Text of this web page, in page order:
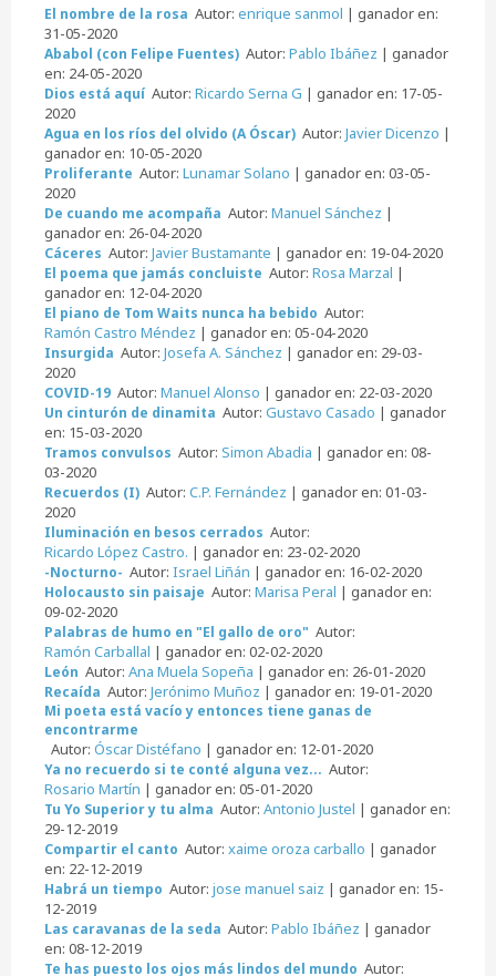
El nombre de la rosa Autor: enrique sanmol | ganador en:
31-05-2020
Ababol (con Felipe Fuentes) Autor: Pablo Ibáñez | ganador
en: 24-05-2020
Dios está aquíAutor: Ricardo Serna G | ganador en: 17-05-
2020
Agua en los ríos del olvido (A Óscar) Autor: Javier Dicenzo |
ganador en: 10-05-2020
Proliferante Autor: Lunamar Solano | ganador en: 03-05-
2020
De cuando me acompaña Autor: Manuel Sánchez |
ganador en: 26-04-2020
Cáceres Autor: Javier Bustamante | ganador en: 19-04-2020
El poema que jamás concluiste Autor: Rosa Marzal |
ganador en: 12-04-2020
El piano de Tom Waits nunca ha bebido Autor:
Ramón Castro Méndez | ganador en: 05-04-2020
Insurgida Autor: Josefa A. Sánchez | ganador en: 29-03-
2020
COVID-19 Autor: Manuel Alonso | ganador en: 22-03-2020
Un cinturón de dinamita Autor: Gustavo Casado | ganador
en: 15-03-2020
Tramos convulsos Autor: Simon Abadia | ganador en: 08-
03-2020
Recuerdos (I) Autor: C.P. Fernández | ganador en: 01-03-
2020
Iluminación en besos cerrados Autor:
Ricardo López Castro. | ganador en: 23-02-2020
-Nocturno- Autor: Israel Liñán | ganador en: 16-02-2020
Holocausto sin paisaje Autor: Marisa Peral | ganador en:
09-02-2020
Palabras de humo en "El gallo de oro" Autor:
Ramón Carballal | ganador en: 02-02-2020
León Autor: Ana Muela Sopeña | ganador en: 26-01-2020
Recaída Autor: Jerónimo Muñoz | ganador en: 19-01-2020
Mi poeta está vacío y entonces tiene ganas de
encontrarme
Autor: Óscar Distéfano | ganador en: 12-01-2020
Ya no recuerdo si te conté alguna vez... Autor:
Rosario Martín | ganador en: 05-01-2020
Tu Yo Superior y tu alma Autor: Antonio Justel | ganador en:
29-12-2019
Compartir el canto Autor: xaime oroza carballo | ganador
en: 22-12-2019
Habrá un tiempo Autor: jose manuel saiz | ganador en: 15-
12-2019
Las caravanas de la seda Autor: Pablo Ibáñez | ganador
en: 08-12-2019
Te has puesto los ojos más lindos del mundo Autor: